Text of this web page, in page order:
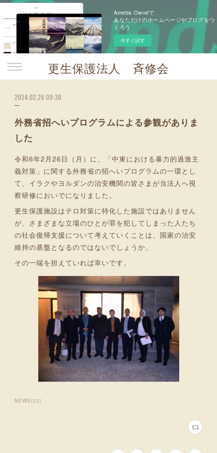
Ameba Owndで
あなただけのホームページやブログをつ
くろう
今すぐ試す
更生保護法人 斉修会
2024.02.26 09:30
外務省招へいプログラムによる参観がありま
した
令和6年2月26日（月）に、「中東における暴力的過激主
義対策」に関する外務省の招へいプログラムの一環とし
て、イラクやヨルダンの治安機関の皆さまが当法人へ視
察研修においでになりました。
更生保護施設はテロ対策に特化した施設ではありません
が、さまざまな立場のひとが罪を犯してしまった人たち
の社会復帰支援について考えていくことは、国家の治安
維持の基盤となるのではないでしょうか。
その一端を担えていれば幸いです。
NEWS (23)